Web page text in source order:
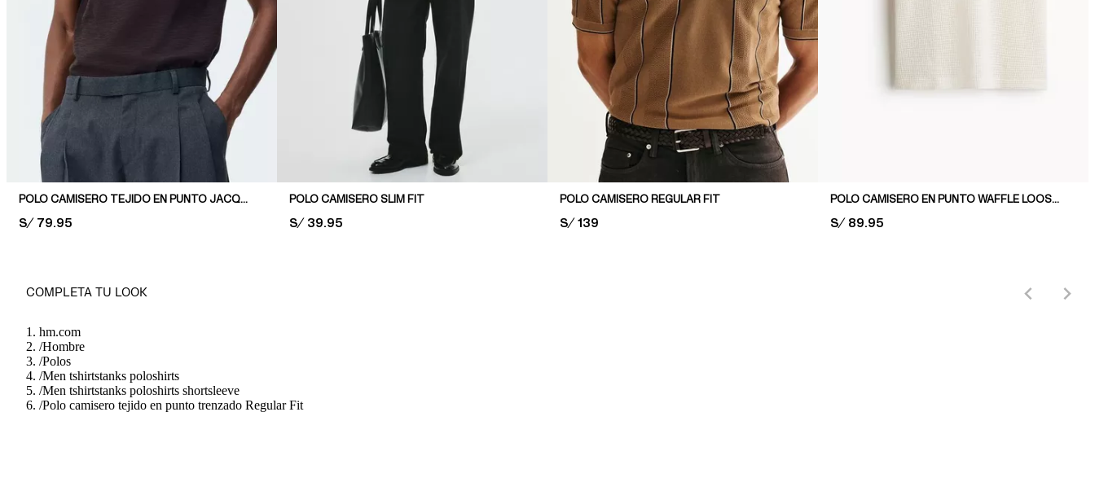
POLO CAMISERO TEJIDO EN PUNTO JACQUARD SLIM FIT
PRICE:
S/ 79.95
POLO CAMISERO SLIM FIT
PRICE:
S/ 39.95
POLO CAMISERO REGULAR FIT
PRICE:
S/ 139
POLO CAMISERO EN PUNTO WAFFLE LOOSE FIT
PRICE:
S/ 89.95
COMPLETA TU LOOK
hm.com
/Hombre
/Polos
/Men tshirtstanks poloshirts
/Men tshirtstanks poloshirts shortsleeve
/Polo camisero tejido en punto trenzado Regular Fit